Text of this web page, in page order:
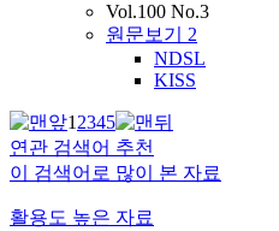
Vol.100 No.3
원문보기 2
NDSL
KISS
12345
연관 검색어 추천
이 검색어로 많이 본 자료
활용도 높은 자료